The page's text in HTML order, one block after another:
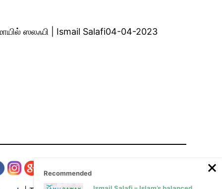
ஸலஃபி | Ismail Salafi04-04-2023
Recommended